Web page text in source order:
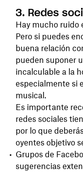
3. Redes
Hay mucho ruido
Pero si puedes
buena relación
pueden suponer
incalculable a la
especialmente si
musical.
Es importante
redes sociales
por lo que
oyentes objetivo
Grupos de
sugerencias